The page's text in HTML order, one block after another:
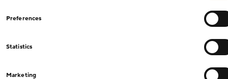
Preferences
Statistics
Marketing